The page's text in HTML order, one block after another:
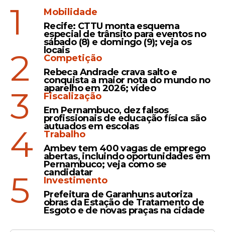
1
Mobilidade
Recife: CTTU monta esquema
especial de trânsito para eventos no
sábado (8) e domingo (9); veja os
locais
2
Competição
Rebeca Andrade crava salto e
conquista a maior nota do mundo no
aparelho em 2026; vídeo
3
Fiscalização
Em Pernambuco, dez falsos
profissionais de educação física são
autuados em escolas
4
Trabalho
Ambev tem 400 vagas de emprego
abertas, incluindo oportunidades em
Pernambuco; veja como se
candidatar
5
Investimento
Prefeitura de Garanhuns autoriza
obras da Estação de Tratamento de
Esgoto e de novas praças na cidade